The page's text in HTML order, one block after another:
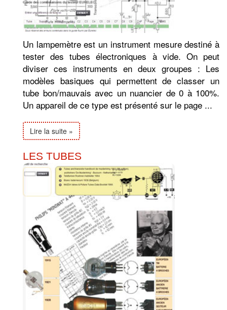
Un lampemètre est un instrument mesure destiné à
tester des tubes électroniques à vide. On peut
diviser ces instruments en deux groupes : Les
modèles basiques qui permettent de classer un
tube bon/mauvais avec un nuancier de 0 à 100%.
Un appareil de ce type est présenté sur le page ...
Lire la suite »
LES TUBES